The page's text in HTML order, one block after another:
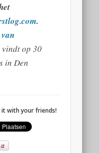
.
vindt op 30
in Den
it with your friends!